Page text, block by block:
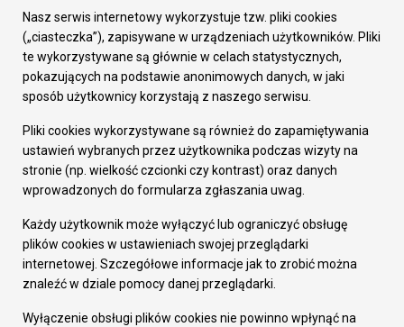
Załatw sprawę
Prezydent Miasta
Rada Miasta
Wydziały
Elektroniczna Skrzynka Podawcza
Gospodarka
Fundusze europejskie
Środki krajowe
Oferty inwestycyjne
Pozostałe
Deklaracja dostępności
Dane osobowe
Dodaj opinię o witrynie
Nasz serwis internetowy wykorzystuje tzw. pliki cookies
(„ciasteczka”), zapisywane w urządzeniach użytkowników. Pliki
te wykorzystywane są głównie w celach statystycznych,
pokazujących na podstawie anonimowych danych, w jaki
sposób użytkownicy korzystają z naszego serwisu.
Pliki cookies wykorzystywane są również do zapamiętywania
ustawień wybranych przez użytkownika podczas wizyty na
stronie (np. wielkość czcionki czy kontrast) oraz danych
wprowadzonych do formularza zgłaszania uwag.
Każdy użytkownik może wyłączyć lub ograniczyć obsługę
plików cookies w ustawieniach swojej przeglądarki
internetowej. Szczegółowe informacje jak to zrobić można
znaleźć w dziale pomocy danej przeglądarki.
Wyłączenie obsługi plików cookies nie powinno wpłynąć na